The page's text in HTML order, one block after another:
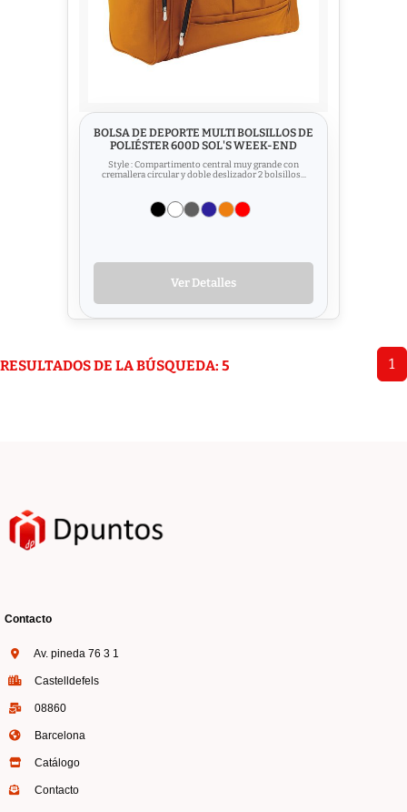
BOLSA DE DEPORTE MULTI BOLSILLOS DE
POLIÉSTER 600D SOL'S WEEK-END
Style : Compartimento central muy grande con
cremallera circular y doble deslizador 2 bolsillos...
Ver Detalles
1
RESULTADOS DE LA BÚSQUEDA: 5
Contacto
Av. pineda 76 3 1
Castelldefels
08860
Barcelona
Catálogo
Contacto